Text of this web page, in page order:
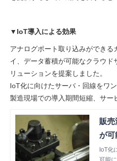
▼IoT導入による効果
アナログポート取り込みができる
イ、データ蓄積が可能なクラウド
リューションを提案しました。
IoT化に向けたサーバ・回線をワ
製造現場での導入期間短縮、サー
販
が可
IoT化
可能